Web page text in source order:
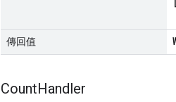
傳回值
CountHandler